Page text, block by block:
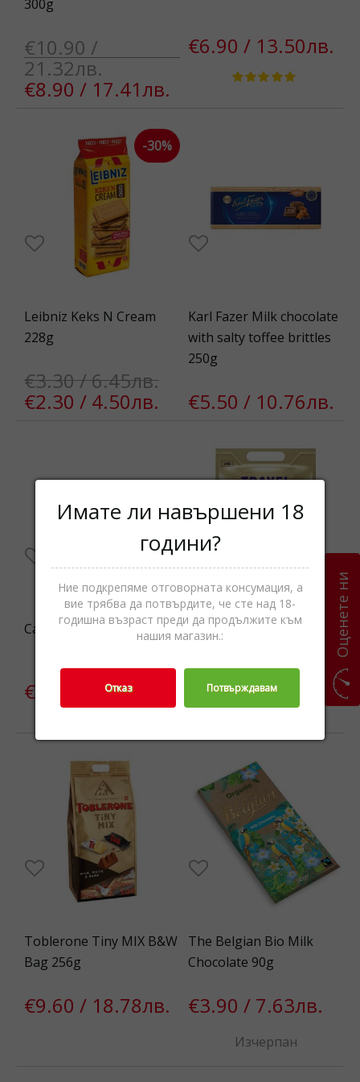
300g
€10.90 /
21.32лв.
€8.90 / 17.41лв.
€6.90 / 13.50лв.
Leibniz Keks N Cream
228g
€3.30 / 6.45лв.
€2.30 / 4.50лв.
-30%
Karl Fazer Milk chocolate
with salty toffee brittles
250g
€5.50 / 10.76лв.
Cadbury Biscoff 350g
€8.90 / 17.41лв.
Travel Collection Mix
€14.90 /
29.14лв.
Toblerone Tiny MIX B&W
Bag 256g
€9.60 / 18.78лв.
The Belgian Bio Milk
Chocolate 90g
€3.90 / 7.63лв.
Изчерпан
Оценете ни
Имате ли навършени 18
години?
Ние подкрепяме отговорната консумация, а
вие трябва да потвърдите, че сте над 18-
годишна възраст преди да продължите към
нашия магазин.:
Отказ Потвърждавам